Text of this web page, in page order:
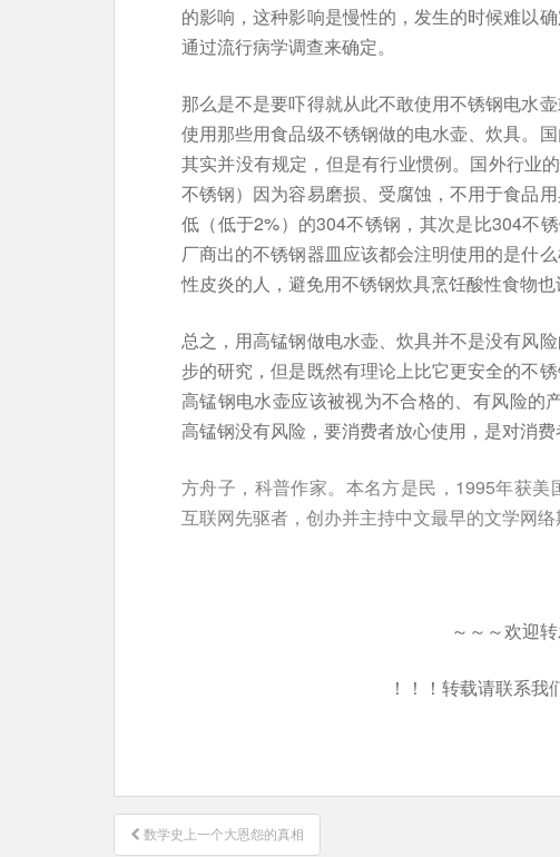
的影响，这种影响是慢性的，发生的时候难以
通过流行病学调查来确定。
那么是不是要吓得就从此不敢使用不锈钢电水
使用那些用食品级不锈钢做的电水壶、炊具。
其实并没有规定，但是有行业惯例。国外行业
不锈钢）因为容易磨损、受腐蚀，不用于食品
低（低于2%）的304不锈钢，其次是比304不
厂商出的不锈钢器皿应该都会注明使用的是什
性皮炎的人，避免用不锈钢炊具烹饪酸性食物也
总之，用高锰钢做电水壶、炊具并不是没有风
步的研究，但是既然有理论上比它更安全的不
高锰钢电水壶应该被视为不合格的、有风险的
高锰钢没有风险，要消费者放心使用，是对消费
方舟子，科普作家。本名方是民，1995年获
互联网先驱者，创办并主持中文最早的文学网络
～～～欢迎
！！！转载请联系我
文 数学史上一个大恩怨的真相